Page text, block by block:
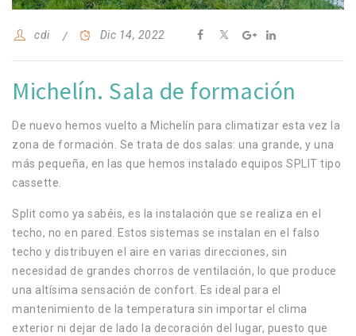
cdi Dic 14, 2022
Michelín. Sala de formación
De nuevo hemos vuelto a Michelín para climatizar esta vez la
zona de formación. Se trata de dos salas: una grande, y una
más pequeña, en las que hemos instalado equipos SPLIT tipo
cassette.
Split como ya sabéis, es la instalación que se realiza en el
techo, no en pared. Estos sistemas se instalan en el falso
techo y distribuyen el aire en varias direcciones, sin
necesidad de grandes chorros de ventilación, lo que produce
una altísima sensación de confort. Es ideal para el
mantenimiento de la temperatura sin importar el clima
exterior ni dejar de lado la decoración del lugar, puesto que